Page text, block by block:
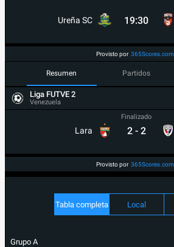
Ureña SC 19:30
Provisto por 365Scores.com
Resumen Partidos
Liga FUTVE 2
Venezuela
Lara
Finalizado
2 - 2
Provisto por 365Scores.com
Tabla completa Local
Grupo A